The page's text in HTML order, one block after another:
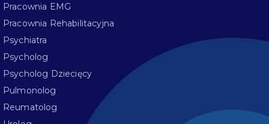
Pracownia EMG
Pracownia Rehabilitacyjna
Psychiatra
Psycholog
Psycholog Dziecięcy
Pulmonolog
Reumatolog